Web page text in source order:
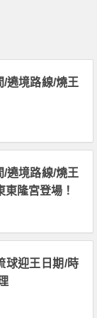
/遶境路線/燒王
/遶境路線/燒王
隆宮登場！
球迎王日期/時